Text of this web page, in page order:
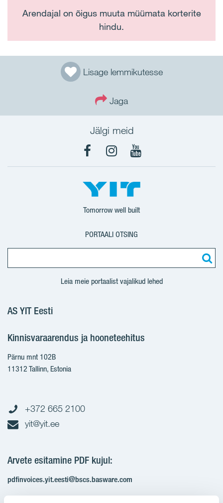
Lisage lemmikutesse
Jaga
Arendajal on õigus muuta müümata korterite
hindu.
Jälgi meid
FacebookInstagram
YouTube
Tomorrow well built
PORTAALI OTSING
Leia meie portaalist vajalikud lehed
AS YIT Eesti
Kinnisvaraarendus ja hooneteehitus
Pärnu mnt 102B
11312 Tallinn, Estonia
+372 665 2100
yit@yit.ee
Arvete esitamine PDF kujul:
pdfinvoices.yit.eesti@bscs.basware.com